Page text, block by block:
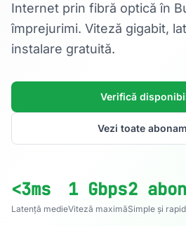
Internet prin fibră optică în
împrejurimi. Viteză gigabit,
instalare gratuită.
Verifică
Vezi toate
<3ms
Latență medie
1 Gbps
Viteză maximă
2
Simple și